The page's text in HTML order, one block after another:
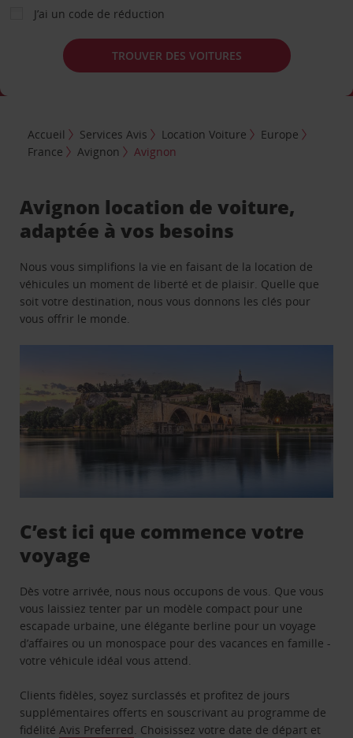
J’ai un code de réduction
TROUVER DES VOITURES
Accueil Services Avis Location Voiture
Europe
France
Avignon Avignon
Avignon location de voiture,
adaptée à vos besoins
Nous vous simplifions la vie en faisant de la location de
véhicules un moment de liberté et de plaisir. Quelle que
soit votre destination, nous vous donnons les clés pour
vous offrir le monde.
C’est ici que commence votre
voyage
Dès votre arrivée, nous nous occupons de vous. Que vous
vous laissiez tenter par un modèle compact pour une
escapade urbaine, une élégante berline pour un voyage
d’affaires ou un monospace pour des vacances en famille -
votre véhicule idéal vous attend.
Clients fidèles, soyez surclassés et profitez de jours
supplémentaires offerts en souscrivant au programme de
fidélité Avis Preferred . Choisissez votre date de départ et